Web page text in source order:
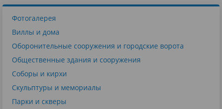
Фотогалерея
Виллы и дома
Оборонительные сооружения и городские ворота
Общественные здания и сооружения
Соборы и кирхи
Скульптуры и мемориалы
Парки и скверы